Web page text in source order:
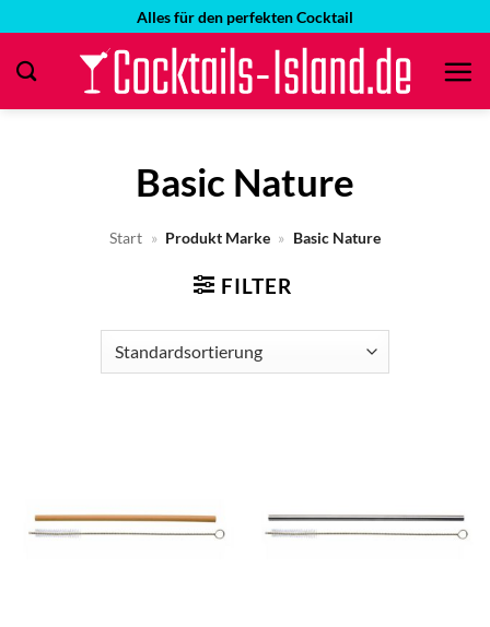
springen
Alles für den perfekten Cocktail
Basic Nature
Start » Produkt Marke » Basic Nature
FILTER